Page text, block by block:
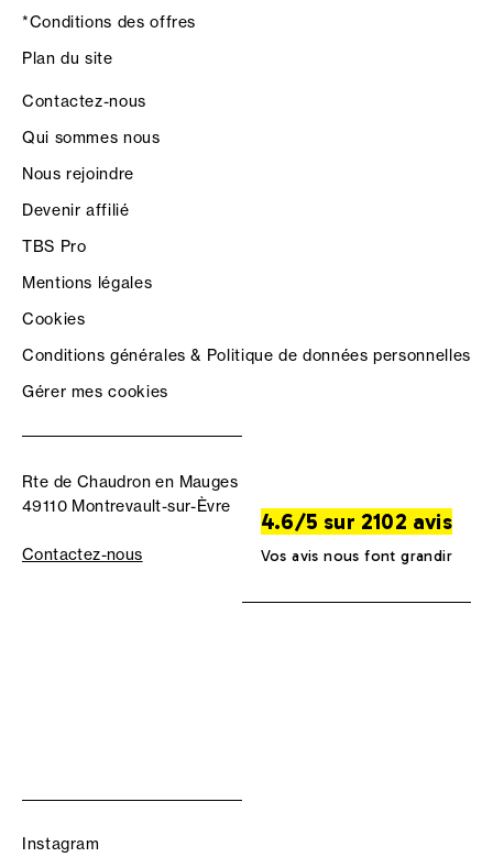
*Conditions des offres
Plan du site
Contactez-nous
Qui sommes nous
Nous rejoindre
Devenir affilié
TBS Pro
Mentions légales
Cookies
Conditions générales & Politique de données personnelles
Gérer mes cookies
Rte de Chaudron en Mauges
49110 Montrevault-sur-Èvre
Contactez-nous
4.6/5 sur 2102 avis
Vos avis nous font grandir
Instagram